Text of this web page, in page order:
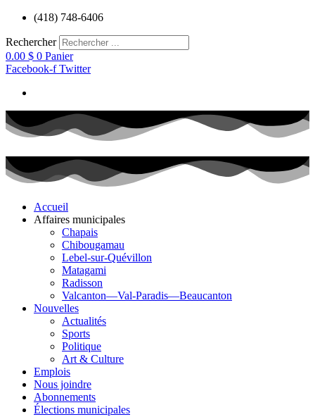
Aller
contenu
(418) 748-6406
Rechercher
0.00 $ 0 Panier
Facebook-f Twitter
Accueil
Affaires municipales
Chapais
Chibougamau
Lebel-sur-Quévillon
Matagami
Radisson
Valcanton—Val-Paradis—Beaucanton
Nouvelles
Actualités
Sports
Politique
Art & Culture
Emplois
Nous joindre
Abonnements
Élections municipales